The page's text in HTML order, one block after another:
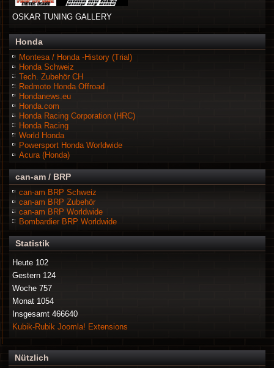
OSKAR TUNING GALLERY
Honda
Montesa / Honda -History (Trial)
Honda Schweiz
Tech. Zubehör CH
Redmoto Honda Offroad
Hondanews.eu
Honda.com
Honda Racing Corporation (HRC)
Honda Racing
World Honda
Powersport Honda Worldwide
Acura (Honda)
can-am / BRP
can-am BRP Schweiz
can-am BRP Zubehör
can-am BRP Worldwide
Bombardier BRP Worldwide
Statistik
Heute 102
Gestern 124
Woche757
Monat 1054
Insgesamt466640
Kubik-Rubik Joomla! Extensions
Nützlich